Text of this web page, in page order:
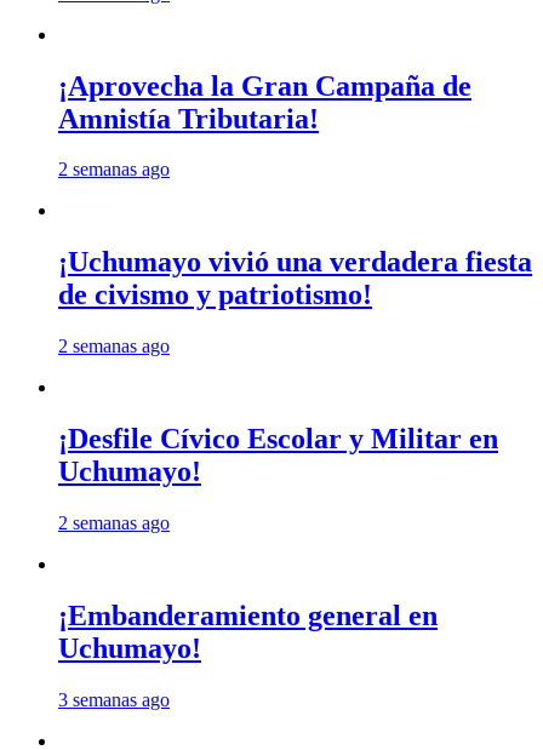
¡Aprovecha la Gran Campaña de
Amnistía Tributaria!
2 semanas ago
¡Uchumayo vivió una verdadera fiesta
de civismo y patriotismo!
2 semanas ago
¡Desfile Cívico Escolar y Militar en
Uchumayo!
2 semanas ago
¡Embanderamiento general en
Uchumayo!
3 semanas ago